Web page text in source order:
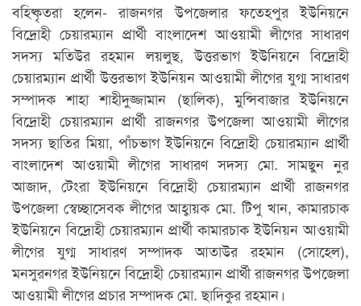
বহিষ্কৃতরা হলেন- রাজনগর উপজেলার ফতেহপুর ইউনিয়নে
বিদ্রোহী চেয়ারম্যান প্রার্থী বাংলাদেশ আওয়ামী লীগের সাধারণ
সদস্য মতিউর রহমান লয়লুছ, উত্তরভাগ ইউনিয়নে বিদ্রোহী
চেয়ারম্যান প্রার্থী উত্তরভাগ ইউনিয়ন আওয়ামী লীগের যুগ্ম সাধারণ
সম্পাদক শাহা শাহীদুজ্জামান (ছালিক), মুন্সিবাজার ইউনিয়নে
বিদ্রোহী চেয়ারম্যান প্রার্থী রাজনগর উপজেলা আওয়ামী লীগের
সদস্য ছাতির মিয়া, পাঁচভাগ ইউনিয়নে বিদ্রোহী চেয়ারম্যান প্রার্থী
বাংলাদেশ আওয়ামী লীগের সাধারণ সদস্য মো. সামছুন নুর
আজাদ, টেংরা ইউনিয়নে বিদ্রোহী চেয়ারম্যান প্রার্থী রাজনগর
উপজেলা স্বেচ্ছাসেবক লীগের আহ্বায়ক মো. টিপু খান, কামারচাক
ইউনিয়নে বিদ্রোহী চেয়ারম্যান প্রার্থী কামারচাক ইউনিয়ন আওয়ামী
লীগের যুগ্ম সাধারণ সম্পাদক আতাউর রহমান (সোহেল),
মনসুরনগর ইউনিয়নে বিদ্রোহী চেয়ারম্যান প্রার্থী রাজনগর উপজেলা
আওয়ামী লীগের প্রচার সম্পাদক মো. ছাদিকুর রহমান।